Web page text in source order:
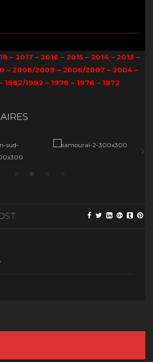
– 2017– 2016 – 2015 – 2014– 2013 –
– 2008/2009 – 2006/2007 – 2004 –
1982/1992 – 1978 – 1976 – 1972